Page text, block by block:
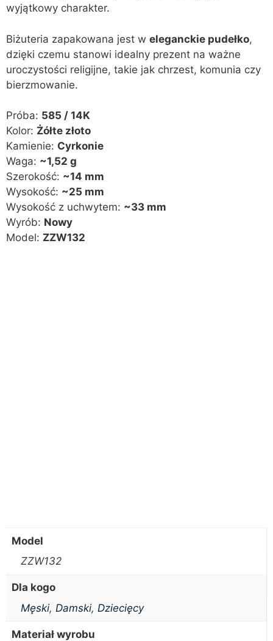
wyjątkowy charakter.
Biżuteria zapakowana jest w eleganckie pudełko,
dzięki czemu stanowi idealny prezent na ważne
uroczystości religijne, takie jak chrzest, komunia czy
bierzmowanie.
Próba: 585 / 14K
Kolor: Żółte złoto
Kamienie: Cyrkonie
Waga: ~1,52 g
Szerokość: ~14 mm
Wysokość: ~25 mm
Wysokość z uchwytem: ~33 mm
Wyrób: Nowy
Model: ZZW132
Model
ZZW132
Dla kogo
Męski, Damski, Dziecięcy
Materiał wyrobu